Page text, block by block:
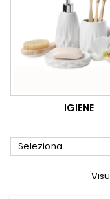
IGIENE
Seleziona